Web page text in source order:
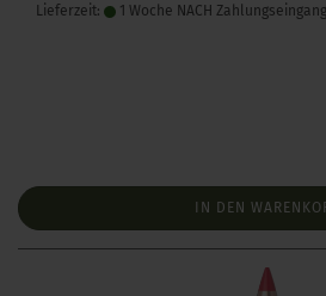
Lieferzeit: 1 Woche NACH Zahlungseingang
IN DEN